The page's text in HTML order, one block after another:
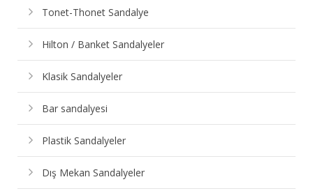
Tonet-Thonet Sandalye
Hilton / Banket Sandalyeler
Klasik Sandalyeler
Bar sandalyesi
Plastik Sandalyeler
Dış Mekan Sandalyeler